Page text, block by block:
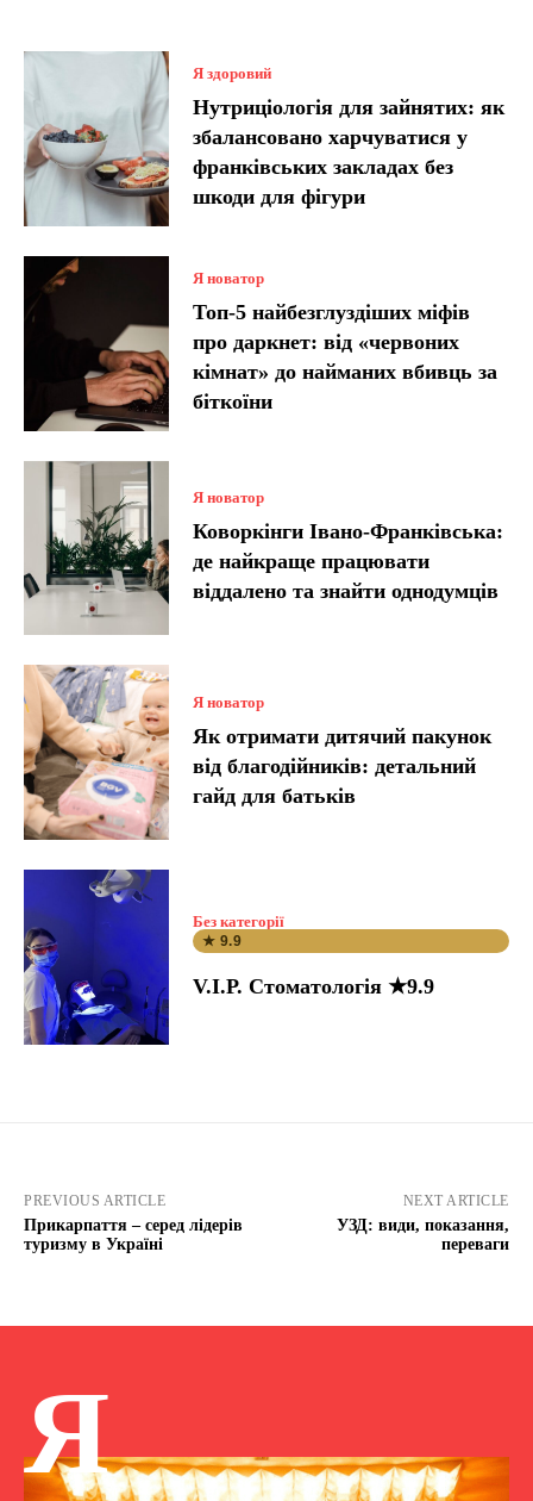
Я здоровий
Нутриціологія для зайнятих: як
збалансовано харчуватися у
франківських закладах без
шкоди для фігури
Я новатор
Топ-5 найбезглуздіших міфів
про даркнет: від «червоних
кімнат» до найманих вбивць за
біткоїни
Я новатор
Коворкінги Івано-Франківська:
де найкраще працювати
віддалено та знайти однодумців
Я новатор
Як отримати дитячий пакунок
від благодійників: детальний
гайд для батьків
Без категорії
★ 9.9
V.I.P. Стоматологія ★9.9
PREVIOUS ARTICLE
Прикарпаття – серед лідерів
туризму в Україні
NEXT ARTICLE
УЗД: види, показання,
переваги
Я